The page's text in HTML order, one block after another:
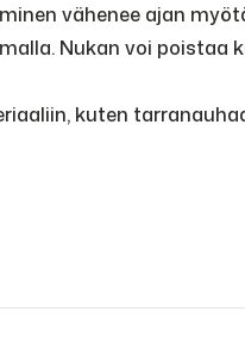
vähenee ajan
Nukan voi
kuten